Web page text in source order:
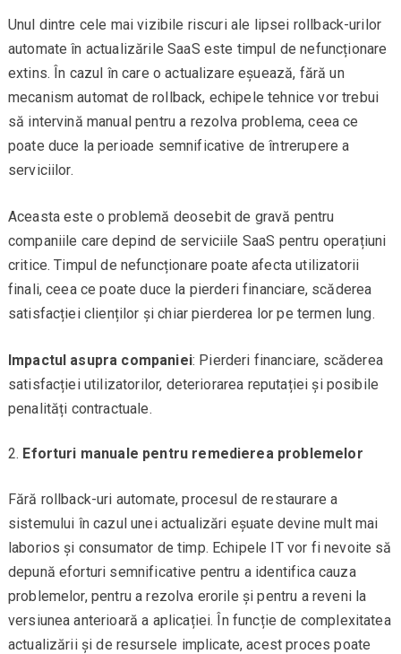
Unul dintre cele mai vizibile riscuri ale lipsei rollback-urilor
automate în actualizările SaaS este timpul de nefuncționare
extins. În cazul în care o actualizare eșuează, fără un
mecanism automat de rollback, echipele tehnice vor trebui
să intervină manual pentru a rezolva problema, ceea ce
poate duce la perioade semnificative de întrerupere a
serviciilor.
Aceasta este o problemă deosebit de gravă pentru
companiile care depind de serviciile SaaS pentru operațiuni
critice. Timpul de nefuncționare poate afecta utilizatorii
finali, ceea ce poate duce la pierderi financiare, scăderea
satisfacției clienților și chiar pierderea lor pe termen lung.
Impactul asupra companiei: Pierderi financiare, scăderea
satisfacției utilizatorilor, deteriorarea reputației și posibile
penalități contractuale.
Eforturi manuale pentru remedierea problemelor
Fără rollback-uri automate, procesul de restaurare a
sistemului în cazul unei actualizări eșuate devine mult mai
laborios și consumator de timp. Echipele IT vor fi nevoite să
depună eforturi semnificative pentru a identifica cauza
problemelor, pentru a rezolva erorile și pentru a reveni la
versiunea anterioară a aplicației. În funcție de complexitatea
actualizării și de resursele implicate, acest proces poate